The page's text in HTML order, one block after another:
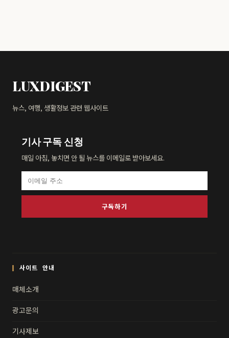
LUXDIGEST
뉴스, 여행, 생활정보 관련 웹사이트
기사 구독 신청
매일 아침, 놓치면 안 될 뉴스를 이메일로 받아보세요.
구독하기
사이트 안내
매체소개
광고문의
기사제보